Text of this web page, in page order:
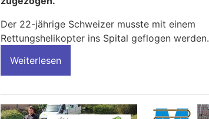
Der 22-jährige Schweizer musste mit einem
Rettungshelikopter ins Spital geflogen werden.
Weiterlesen